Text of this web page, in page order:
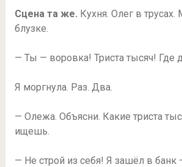
Сцена та же. Кухня. Олег в
блузке.
— Ты — воровка! Триста тысяч! Где
Я моргнула. Раз. Два.
— Олежа. Объясни. Какие триста
ищешь.
— Не строй из себя! Я зашёл в банк